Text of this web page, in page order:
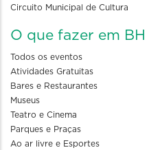
Circuito Municipal de Cultura
O que fazer em BH
Todos os eventos
Atividades Gratuitas
Bares e Restaurantes
Museus
Teatro e Cinema
Parques e Praças
Ao ar livre e Esportes